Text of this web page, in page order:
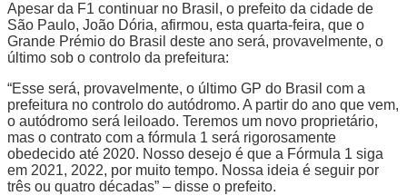
Apesar da F1 continuar no Brasil, o prefeito da cidade de
São Paulo, João Dória, afirmou, esta quarta-feira, que o
Grande Prémio do Brasil deste ano será, provavelmente, o
último sob o controlo da prefeitura:
“Esse será, provavelmente, o último GP do Brasil com a
prefeitura no controlo do autódromo. A partir do ano que vem,
o autódromo será leiloado. Teremos um novo proprietário,
mas o contrato com a fórmula 1 será rigorosamente
obedecido até 2020. Nosso desejo é que a Fórmula 1 siga
em 2021, 2022, por muito tempo. Nossa ideia é seguir por
três ou quatro décadas” – disse o prefeito.